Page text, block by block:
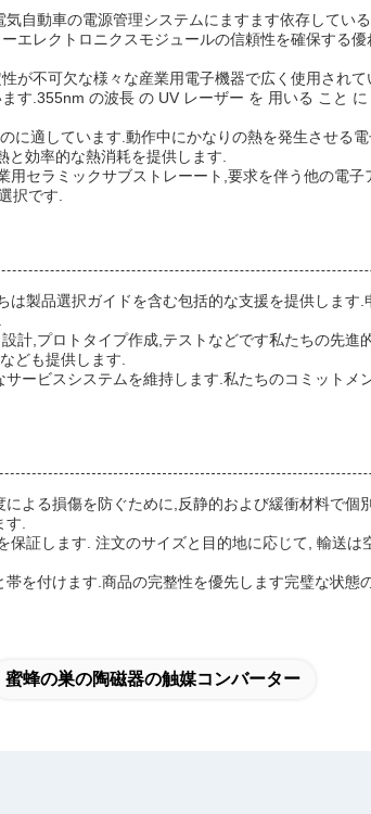
自動車の電源管理システムにますます依存してい
レクトロニクスモジュールの信頼性を確保する
不可欠な様々な産業用電子機器で広く使用され
す.355nm の波長 の UV レーザー を 用いる こと
適しています.動作中にかなりの熱を発生させる
効率的な熱消耗を提供します.
セラミックサブストレーート,要求を伴う他の電
択です.
製品選択ガイドを含む包括的な支援を提供しま
計,プロトタイプ作成,テストなどです私たちの先
ども提供します.
ービスシステムを維持します.私たちのコミット
よる損傷を防ぐために,反静的および緩衝材料で
.
証します. 注文のサイズと目的地に応じて, 輸送
を付けます.商品の完整性を優先します完璧な状態
蜜蜂の巣の陶磁器の触媒コンバーター